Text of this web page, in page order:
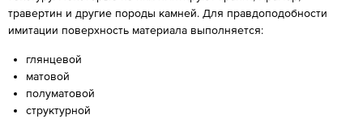
травертин и другие породы камней. Для правдоподобности
имитации поверхность материала выполняется:
глянцевой
матовой
полуматовой
структурной